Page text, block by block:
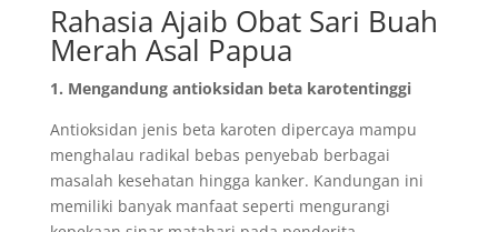
Rahasia Ajaib Obat Sari Buah
Merah Asal Papua
1. Mengandung antioksidan beta karotentinggi
Antioksidan jenis beta karoten dipercaya mampu
menghalau radikal bebas penyebab berbagai
masalah kesehatan hingga kanker. Kandungan ini
memiliki banyak manfaat seperti mengurangi